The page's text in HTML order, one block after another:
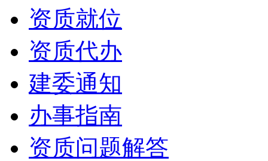
资质就位
资质代办
建委通知
办事指南
资质问题解答